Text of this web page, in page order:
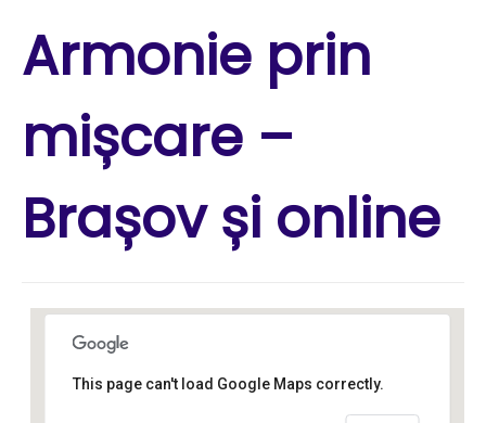
Armonie prin
mișcare –
Brașov și online
Kamala Yoga and Wellness
This page can't load Google Maps correctly.